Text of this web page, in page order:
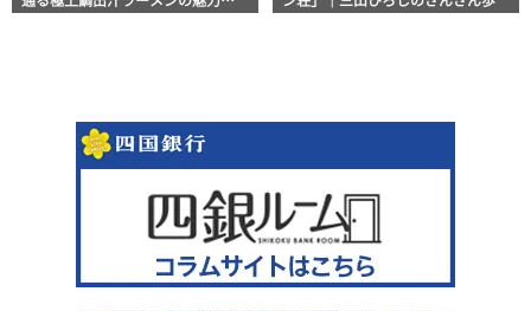
徹底解剖 ｜ほっとこうちオススメ